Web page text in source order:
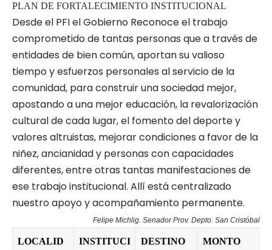
PLAN DE FORTALECIMIENTO INSTITUCIONAL
Desde el PFI el Gobierno Reconoce el trabajo
comprometido de tantas personas que a través de
entidades de bien común, aportan su valioso
tiempo y esfuerzos personales al servicio de la
comunidad, para construir una sociedad mejor,
apostando a una mejor educación, la revalorización
cultural de cada lugar, el fomento del deporte y
valores altruistas, mejorar condiciones a favor de la
niñez, ancianidad y personas con capacidades
diferentes, entre otras tantas manifestaciones de
ese trabajo institucional. Allí está centralizado
nuestro apoyo y acompañamiento permanente.
Felipe Michlig. Senador Prov. Depto. San Cristóbal
LOCALID
INSTITUCI
DESTINO MONTO